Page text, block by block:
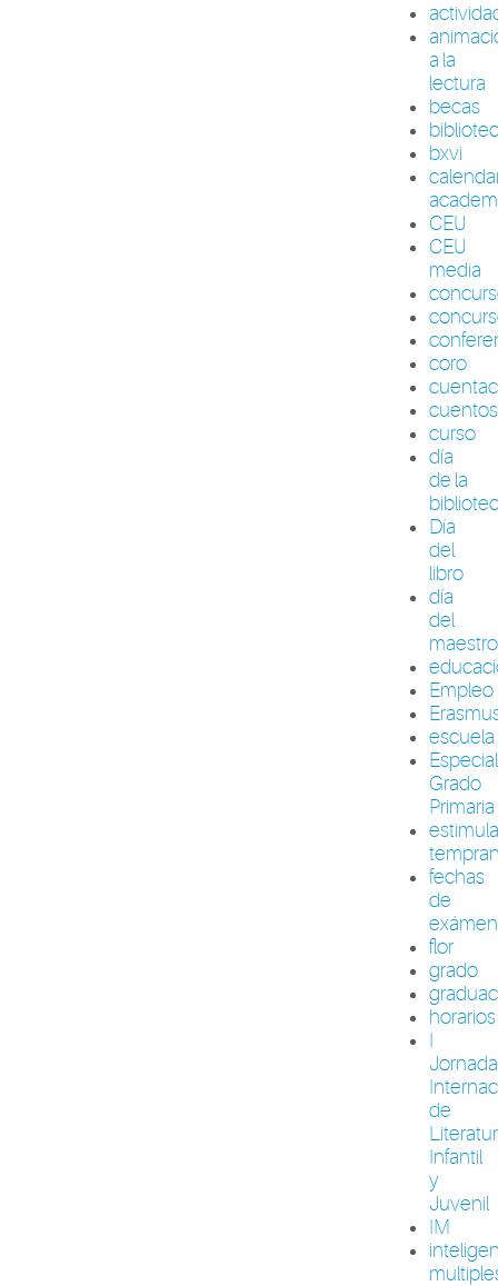
a la
lectura
becas
bxvi
CEU
CEU
media
coro
cuentos
curso
día
de la
Día
del
libro
día
del
maestro
Empleo
escuela
Grado
Primaria
fechas
de
flor
grado
horarios
I
de
Infantil
y
Juvenil
IM